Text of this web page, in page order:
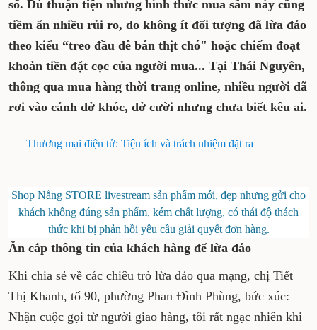
số. Dù thuận tiện nhưng hình thức mua sắm này cũng
tiềm ẩn nhiều rủi ro, do không ít đối tượng đã lừa đảo
theo kiểu “treo đầu dê bán thịt chó" hoặc chiếm đoạt
khoản tiền đặt cọc của người mua... Tại Thái Nguyên,
thông qua mua hàng thời trang online, nhiều người đã
rơi vào cảnh dở khóc, dở cười nhưng chưa biết kêu ai.
Thương mại điện tử: Tiện ích và trách nhiệm đặt ra
Shop Nắng STORE livestream sản phẩm mới, đẹp nhưng gửi cho
khách không đúng sản phẩm, kém chất lượng, có thái độ thách
thức khi bị phản hồi yêu cầu giải quyết đơn hàng.
Ăn cắp thông tin của khách hàng để lừa đảo
Khi chia sẻ về các chiêu trò lừa đảo qua mạng, chị Tiết
Thị Khanh, tổ 90, phường Phan Đình Phùng, bức xúc:
Nhận cuộc gọi từ người giao hàng, tôi rất ngạc nhiên khi